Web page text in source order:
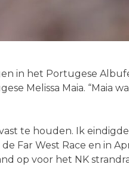
in het Portugese
Melissa Maia. “Maia
te houden. Ik
Far West Race en in
op voor het NK